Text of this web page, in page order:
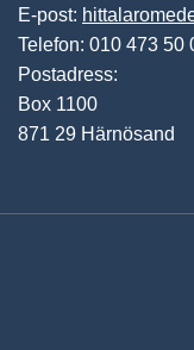
E-post:
Telefon: 010 473 50
Postadress:
Box 1100
871 29 Härnösand